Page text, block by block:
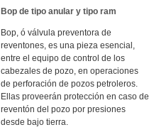
Bop de tipo anular y tipo ram
Bop, ó válvula preventora de
reventones, es una pieza esencial,
entre el equipo de control de los
cabezales de pozo, en operaciones
de perforación de pozos petroleros.
Ellas proveerán protección en caso de
reventón del pozo por presiones
desde bajo tierra.